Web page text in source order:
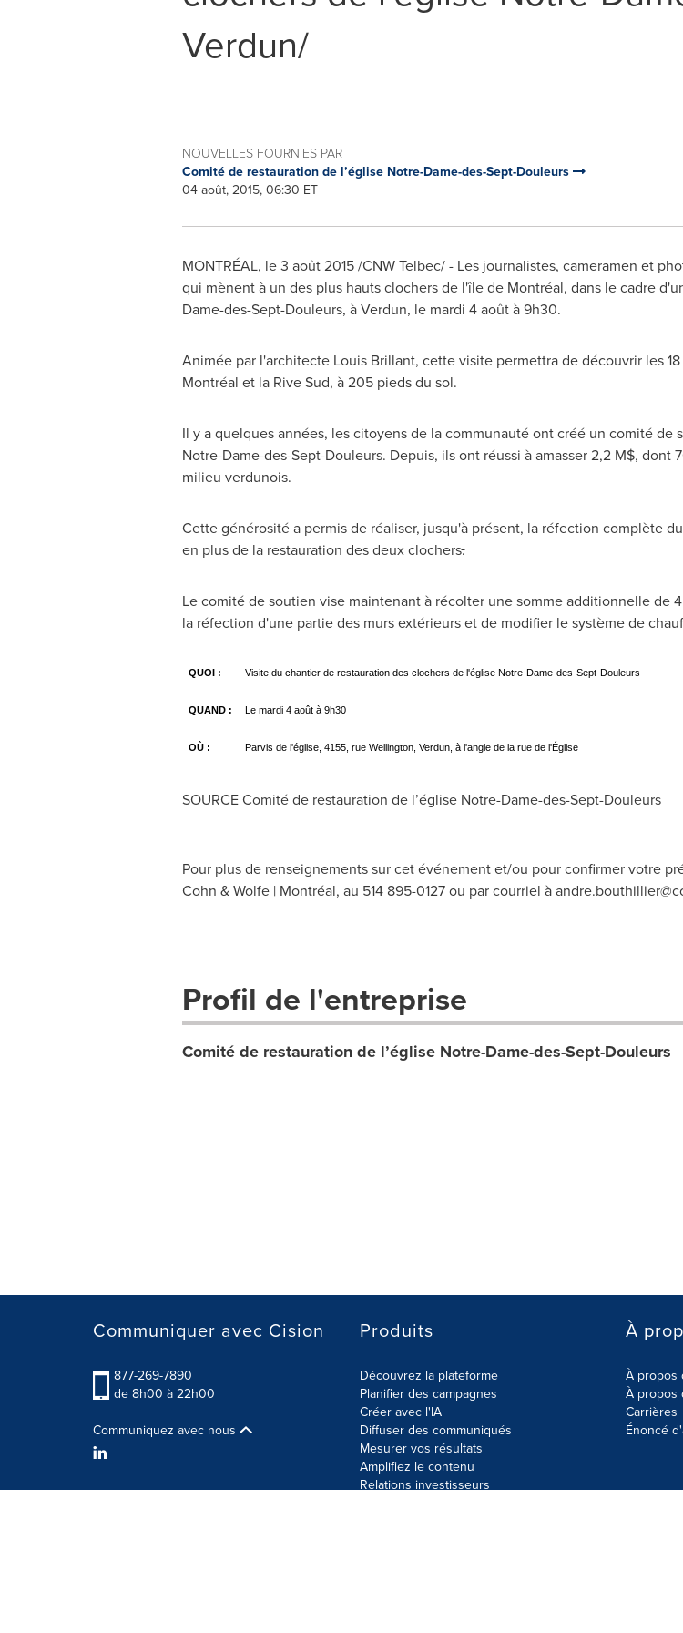
Verdun/
NOUVELLES FOURNIES PAR
Comité de restauration de l’église Notre-Dame-des-Sept-Douleurs
04 août, 2015, 06:30 ET
MONTRÉAL, le 3 août 2015 /CNW Telbec/ - Les journalistes, cameramen et
qui mènent à un des plus hauts clochers de l'île de Montréal, dans le cadre
Dame-des-Sept-Douleurs, àVerdun, le mardi 4 août à 9h30.
Animée par l'architecte Louis Brillant, cette visite permettra de découvrir les
Montréal et la Rive Sud, à 205 pieds du sol.
Il y a quelques années, les citoyens de la communauté ont créé un comité
Notre-Dame-des-Sept-Douleurs. Depuis, ils ont réussi à amasser 2,2 M$,
milieu verdunois.
Cette générosité a permis de réaliser, jusqu'à présent, la réfection complète
en plus de la restauration des deux clochers.
Le comité de soutien vise maintenant à récolter une somme additionnelle de
la réfection d'une partie des murs extérieurs et de modifier le système de
QUOI : Visite du chantier de restauration des clochers de l'église Notre-Dame-des-Sept-Douleurs
QUAND : Le mardi 4 août à 9h30
OÙ : Parvis de l'église, 4155, rue Wellington, Verdun, à l'angle de la rue de l'Église
SOURCE Comité de restauration de l’église Notre-Dame-des-Sept-Douleurs
Pour plus de renseignements sur cet événement et/ou pour confirmer votre
Cohn & Wolfe | Montréal, au 514 895-0127 ou par courriel à
Profil de l'entreprise
Comité de restauration de l’église Notre-Dame-des-Sept-Douleurs
Communiquer avec Cision
877-269-7890
de 8h00 à 22h00
Communiquez avec nous
Produits
Découvrez la plateforme
Planifier des campagnes
Créer avec l'IA
Diffuser des communiqués
Mesurer vos résultats
Amplifiez le contenu
Relations investisseurs
À
À propos
À propos
Carrières
Énoncé